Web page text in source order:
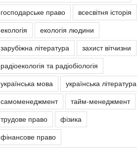
господарське право
всесвітня історія
екологія
екологія людини
зарубіжна література
захист вітчизни
радіоекологія та радіобіологія
українська мова
українська література
самоменеджмент
тайм-менеджмент
трудове право
фізика
фінансове право